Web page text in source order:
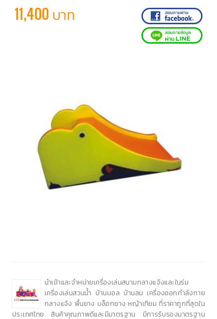
11,400 บาท
นำเข้าและจำหน่ายเครื่องเล่นสนามกลางแจ้งและในร่ม
เครื่องเล่นสวนน้ำ บ้านบอล บ้านลม เครื่องออกกำลังกาย
กลางแจ้ง พื้นยาง บล็อกยาง หญ้าเทียม ที่ราคาถูกที่สุดใน
ประเทศไทย สินค้าคุณภาพดีและมีมาตรฐาน มีการรับรองมาตรฐาน